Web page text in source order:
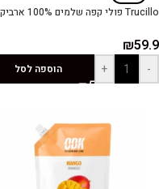
Trucillo פולי קפה שלמים 100% ארביקה
₪59.9
-
+ הוספה לסל